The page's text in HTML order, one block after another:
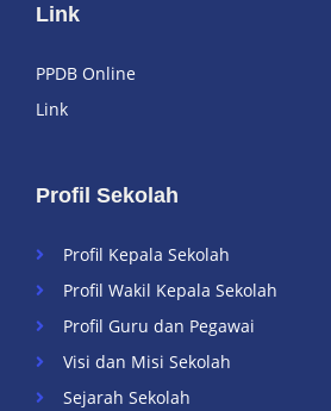
Profil Sekolah
Profil Kepala Sekolah
Profil Wakil Kepala Sekolah
Profil Guru dan Pegawai
Visi dan Misi Sekolah
Sejarah Sekolah
Link
PPDB Online
Link